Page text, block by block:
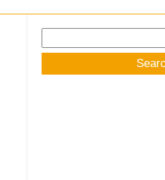
for: